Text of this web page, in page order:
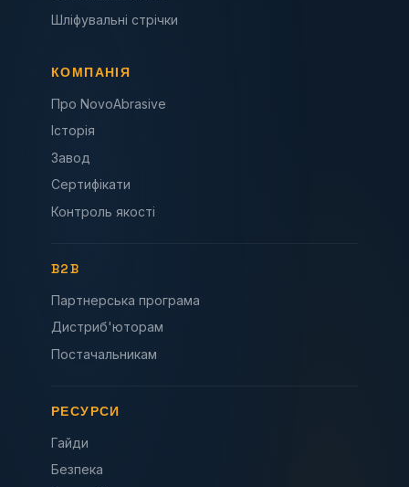
Шліфувальні стрічки
КОМПАНІЯ
Про NovoAbrasive
Історія
Завод
Сертифікати
Контроль якості
B2B
Партнерська програма
Дистриб'юторам
Постачальникам
РЕСУРСИ
Гайди
Безпека